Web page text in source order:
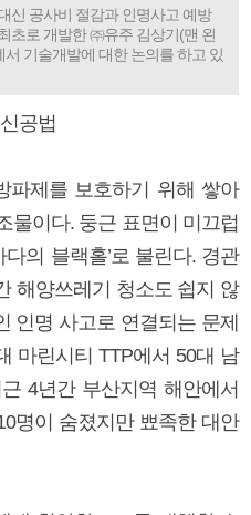
신 공사비 절감과 인명사고 예방
초로 개발한 ㈜유주 김상기(맨 왼
기술개발에 대한 논의를 하고 있
공법
파제를 보호하기 위해 쌓아
물이다. 둥근 표면이 미끄럽
의 블랙홀’로 불린다. 경관
해양쓰레기 청소도 쉽지 않
인명 사고로 연결되는 문제
마린시티 TTP에서 50대 남
4년간 부산지역 해안에서
명이 숨졌지만 뾰족한 대안